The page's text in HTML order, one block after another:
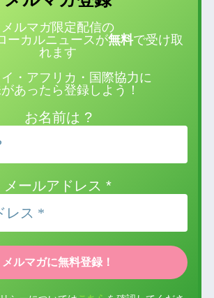
メルマガ限定配信の
ーカルニュースが無料で受け取
れます
・アフリカ・国際協力に
あったら登録しよう！
お名前は ?
メールアドレス *